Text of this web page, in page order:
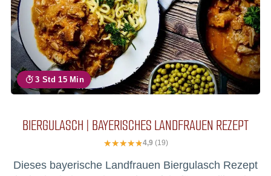
3 Std 15 Min
BIERGULASCH | BAYERISCHES LANDFRAUEN REZEPT
4,9 (19)
Dieses bayerische Landfrauen Biergulasch Rezept